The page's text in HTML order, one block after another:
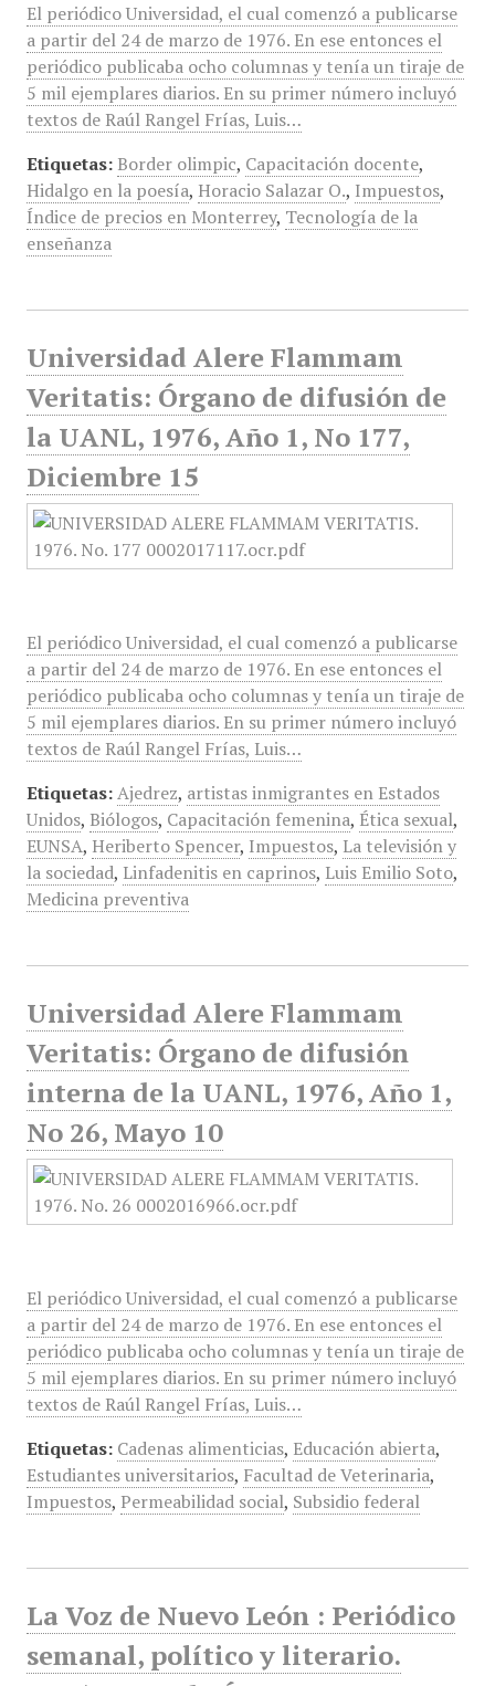
El periódico Universidad, el cual comenzó a publicarse
a partir del 24 de marzo de 1976. En ese entonces el
periódico publicaba ocho columnas y tenía un tiraje de
5 mil ejemplares diarios. En su primer número incluyó
textos de Raúl Rangel Frías, Luis…
Etiquetas: Border olimpic, Capacitación docente,
Hidalgo en la poesía, Horacio Salazar O., Impuestos,
Índice de precios en Monterrey, Tecnología de la
enseñanza
Universidad Alere Flammam
Veritatis: Órgano de difusión de
la UANL, 1976, Año 1, No 177,
Diciembre 15
El periódico Universidad, el cual comenzó a publicarse
a partir del 24 de marzo de 1976. En ese entonces el
periódico publicaba ocho columnas y tenía un tiraje de
5 mil ejemplares diarios. En su primer número incluyó
textos de Raúl Rangel Frías, Luis…
Etiquetas: Ajedrez, artistas inmigrantes en Estados
Unidos, Biólogos, Capacitación femenina, Ética sexual,
EUNSA, Heriberto Spencer, Impuestos, La televisión y
la sociedad, Linfadenitis en caprinos, Luis Emilio Soto,
Medicina preventiva
Universidad Alere Flammam
Veritatis: Órgano de difusión
interna de la UANL, 1976, Año 1,
No 26, Mayo 10
El periódico Universidad, el cual comenzó a publicarse
a partir del 24 de marzo de 1976. En ese entonces el
periódico publicaba ocho columnas y tenía un tiraje de
5 mil ejemplares diarios. En su primer número incluyó
textos de Raúl Rangel Frías, Luis…
Etiquetas: Cadenas alimenticias, Educación abierta,
Estudiantes universitarios, Facultad de Veterinaria,
Impuestos, Permeabilidad social, Subsidio federal
La Voz de Nuevo León : Periódico
semanal, político y literario.